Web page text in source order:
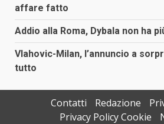
affare fatto
Addio alla Roma, Dybala non ha
Vlahovic-Milan, l’annuncio a
tutto
Contatti Redazione
Privacy Policy Cookie